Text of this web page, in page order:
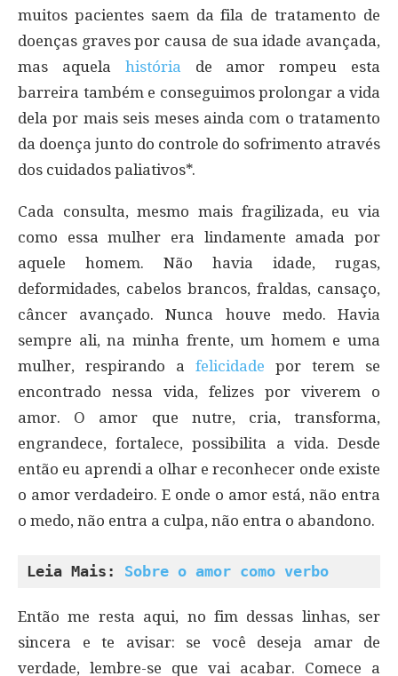
muitos pacientes saem da fila de tratamento de
doenças graves por causa de sua idade avançada,
mas aquela história de amor rompeu esta
barreira também e conseguimos prolongar a vida
dela por mais seis meses ainda com o tratamento
da doença junto do controle do sofrimento através
dos cuidados paliativos*.
Cada consulta, mesmo mais fragilizada, eu via
como essa mulher era lindamente amada por
aquele homem. Não havia idade, rugas,
deformidades, cabelos brancos, fraldas, cansaço,
câncer avançado. Nunca houve medo. Havia
sempre ali, na minha frente, um homem e uma
mulher, respirando a felicidade por terem se
encontrado nessa vida, felizes por viverem o
amor. O amor que nutre, cria, transforma,
engrandece, fortalece, possibilita a vida. Desde
então eu aprendi a olhar e reconhecer onde existe
o amor verdadeiro. E onde o amor está, não entra
o medo, não entra a culpa, não entra o abandono.
Leia Mais: Sobre o amor como verbo
Então me resta aqui, no fim dessas linhas, ser
sincera e te avisar: se você deseja amar de
verdade, lembre-se que vai acabar. Comece a